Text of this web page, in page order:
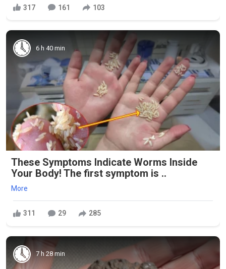
317 161 103
6 h 40 min
These Symptoms Indicate Worms Inside
Your Body! The first symptom is ..
More
311 29 285
7 h 28 min